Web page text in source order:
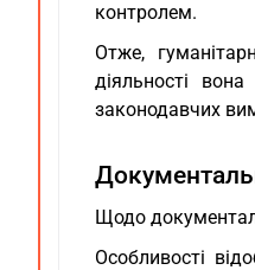
контролем.
Отже,
діяльності
законодавчих
Щодо
Особливості